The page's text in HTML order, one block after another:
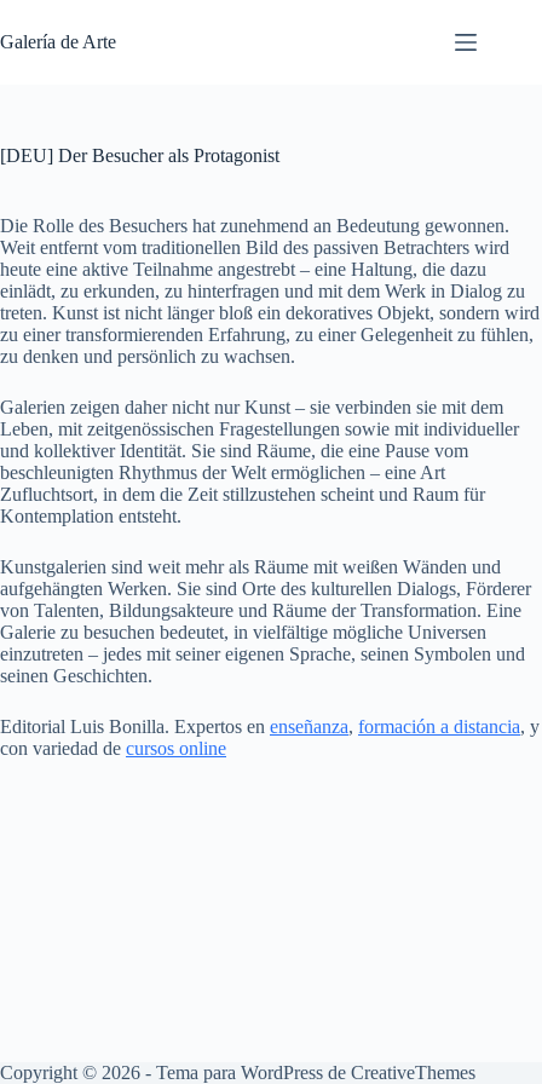
al
contenido
Galería de Arte
[DEU] Der Besucher als Protagonist
Die Rolle des Besuchers hat zunehmend an Bedeutung gewonnen.
Weit entfernt vom traditionellen Bild des passiven Betrachters wird
heute eine aktive Teilnahme angestrebt – eine Haltung, die dazu
einlädt, zu erkunden, zu hinterfragen und mit dem Werk in Dialog zu
treten. Kunst ist nicht länger bloß ein dekoratives Objekt, sondern wird
zu einer transformierenden Erfahrung, zu einer Gelegenheit zu fühlen,
zu denken und persönlich zu wachsen.
Galerien zeigen daher nicht nur Kunst – sie verbinden sie mit dem
Leben, mit zeitgenössischen Fragestellungen sowie mit individueller
und kollektiver Identität. Sie sind Räume, die eine Pause vom
beschleunigten Rhythmus der Welt ermöglichen – eine Art
Zufluchtsort, in dem die Zeit stillzustehen scheint und Raum für
Kontemplation entsteht.
Kunstgalerien sind weit mehr als Räume mit weißen Wänden und
aufgehängten Werken. Sie sind Orte des kulturellen Dialogs, Förderer
von Talenten, Bildungsakteure und Räume der Transformation. Eine
Galerie zu besuchen bedeutet, in vielfältige mögliche Universen
einzutreten – jedes mit seiner eigenen Sprache, seinen Symbolen und
seinen Geschichten.
Editorial Luis Bonilla. Expertos en enseñanza, formación a distancia, y
con variedad de cursos online
Copyright © 2026 - Tema para WordPress de CreativeThemes